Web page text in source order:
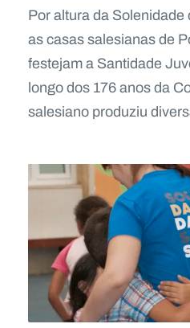
Por altura da Solenidade
as casas salesianas de
festejam a Santidade
longo dos 176 anos da
salesiano produziu